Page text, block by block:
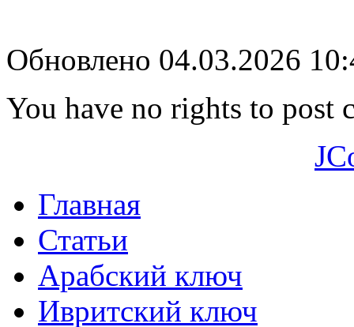
Обновлено 04.03.2026
You have no rights to post
Главная
Статьи
Арабский ключ
Ивритский ключ